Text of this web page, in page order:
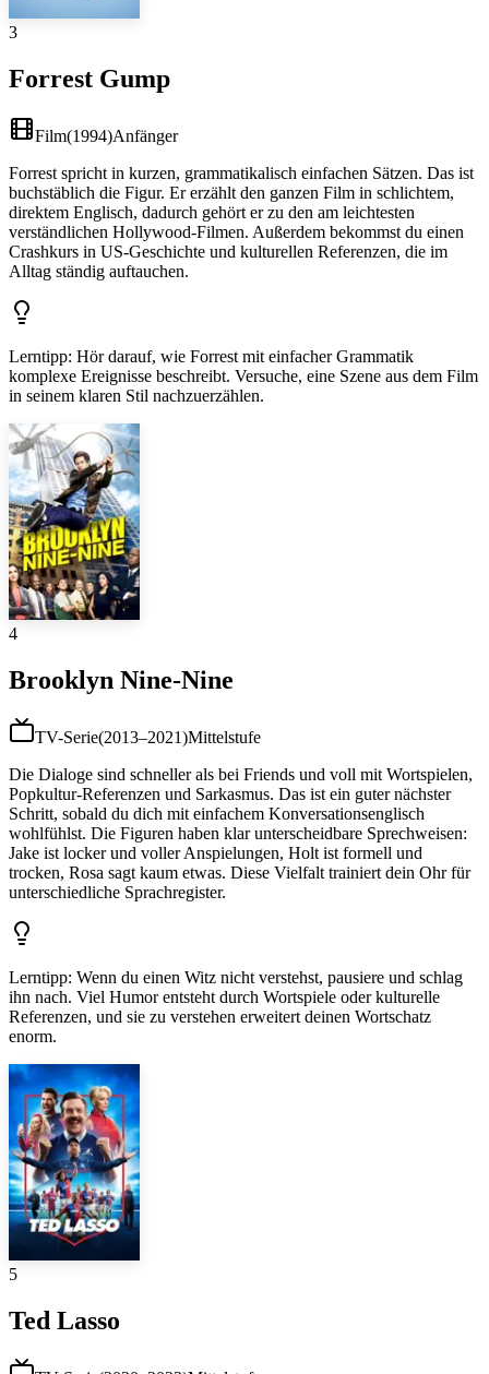
3
Forrest Gump
Film(1994)Anfänger
Forrest spricht in kurzen, grammatikalisch einfachen Sätzen. Das ist
buchstäblich die Figur. Er erzählt den ganzen Film in schlichtem,
direktem Englisch, dadurch gehört er zu den am leichtesten
verständlichen Hollywood-Filmen. Außerdem bekommst du einen
Crashkurs in US-Geschichte und kulturellen Referenzen, die im
Alltag ständig auftauchen.
Lerntipp: Hör darauf, wie Forrest mit einfacher Grammatik
komplexe Ereignisse beschreibt. Versuche, eine Szene aus dem Film
in seinem klaren Stil nachzuerzählen.
4
Brooklyn Nine-Nine
TV-Serie(2013–2021)Mittelstufe
Die Dialoge sind schneller als bei Friends und voll mit Wortspielen,
Popkultur-Referenzen und Sarkasmus. Das ist ein guter nächster
Schritt, sobald du dich mit einfachem Konversationsenglisch
wohlfühlst. Die Figuren haben klar unterscheidbare Sprechweisen:
Jake ist locker und voller Anspielungen, Holt ist formell und
trocken, Rosa sagt kaum etwas. Diese Vielfalt trainiert dein Ohr für
unterschiedliche Sprachregister.
Lerntipp: Wenn du einen Witz nicht verstehst, pausiere und schlag
ihn nach. Viel Humor entsteht durch Wortspiele oder kulturelle
Referenzen, und sie zu verstehen erweitert deinen Wortschatz
enorm.
5
Ted Lasso